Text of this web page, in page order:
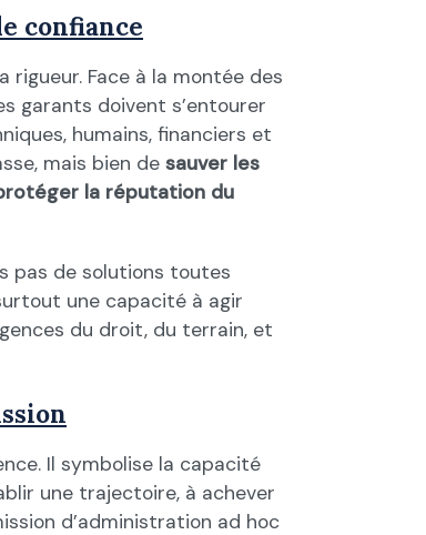
confiance
rigueur. Face à la montée des
garants doivent s’entourer
humains, financiers et
mais bien de sauver les
la réputation du
pas de solutions toutes
une capacité à agir
du droit, du terrain, et
Il symbolise la capacité
une trajectoire, à achever
d’administration ad hoc